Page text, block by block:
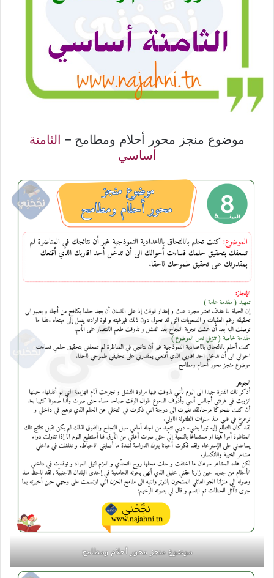
موضوع منجز محور أحلام ومطامح – الثامنة
أساسي
موضوع منجز محور أحلام ومطامح